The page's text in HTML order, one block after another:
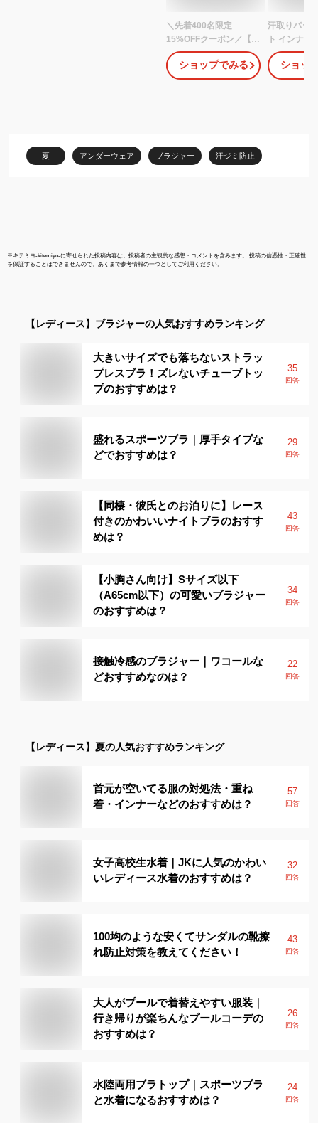
＼先着400名限定
15%OFFクーポン／【2
枚セット】 脇汗インナ
ー レディース 脇汗 ワキ
汗 汗ジミ インナー 汗染
補正 女性用 汗取り メッ
シュ シースルー 夏
ショップでみる
汗取りパッ
ト インナー
下 汗防止
汗取り胸パ
胸パッド パ
ショッ
夏 アンダーウェア ブラジャー 汗ジミ防止
※キテミヨ-kitemiyo-に寄せられた投稿内容は、投稿者の主観的な感想・コメントを含みます。 投稿の信憑性・正確性
を保証することはできませんので、あくまで参考情報の一つとしてご利用ください。
【レディース】 ブラジャーの人気おすすめランキング
大きいサイズでも落ちないストラッ
プレスブラ！ズレないチューブトッ
プのおすすめは？
35
回答
盛れるスポーツブラ｜厚手タイプな
どでおすすめは？
29
回答
【同棲・彼氏とのお泊りに】レース
付きのかわいいナイトブラのおすす
めは？
43
回答
【小胸さん向け】Sサイズ以下
（A65cm以下）の可愛いブラジャー
のおすすめは？
34
回答
接触冷感のブラジャー｜ワコールな
どおすすめなのは？
22
回答
【レディース】 夏の人気おすすめランキング
首元が空いてる服の対処法・重ね
着・インナーなどのおすすめは？
57
回答
女子高校生水着｜JKに人気のかわい
いレディース水着のおすすめは？
32
回答
100均のような安くてサンダルの靴擦
れ防止対策を教えてください！
43
回答
大人がプールで着替えやすい服装｜
行き帰りが楽ちんなプールコーデの
おすすめは？
26
回答
水陸両用ブラトップ｜スポーツブラ
と水着になるおすすめは？
24
回答